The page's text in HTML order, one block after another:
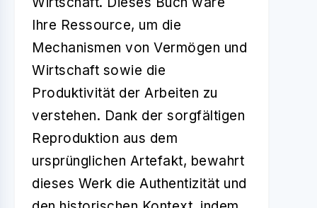
Ihre Ressource, um die
Mechanismen von Vermögen und
Wirtschaft sowie die
Produktivität der Arbeiten zu
verstehen. Dank der sorgfältigen
Reproduktion aus dem
ursprünglichen Artefakt, bewahrt
dieses Werk die Authentizität und